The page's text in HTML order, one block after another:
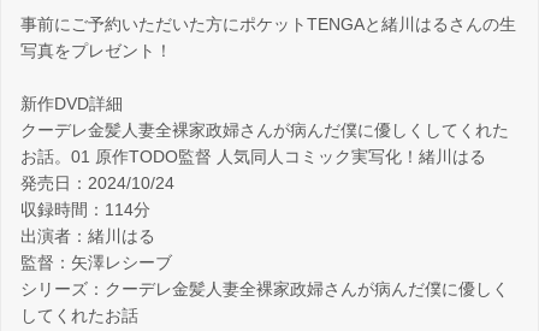
事前にご予約いただいた方にポケットTENGAと緒川はるさんの生
写真をプレゼント！
新作DVD詳細
クーデレ金髪人妻全裸家政婦さんが病んだ僕に優しくしてくれた
お話。01 原作TODO監督 人気同人コミック実写化！緒川はる
発売日：2024/10/24
収録時間：114分
出演者：緒川はる
監督：矢澤レシーブ
シリーズ：クーデレ金髪人妻全裸家政婦さんが病んだ僕に優しく
してくれたお話